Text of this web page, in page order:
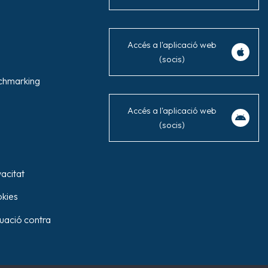
contra
Accés a l'aplicació web
(socis)
Accés a l'aplicació web
(socis)